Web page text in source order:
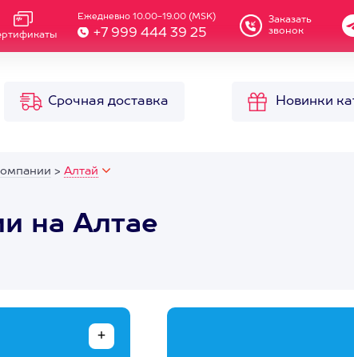
Ежедневно 10.00-19.00 (MSK)
+7 999 444 39 25
Заказать
звонок
Срочная доставка Новинки
> Алтай
на Алтае